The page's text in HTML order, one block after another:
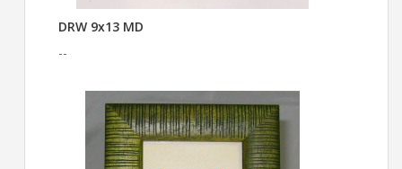
DRW 9x13 MD
--